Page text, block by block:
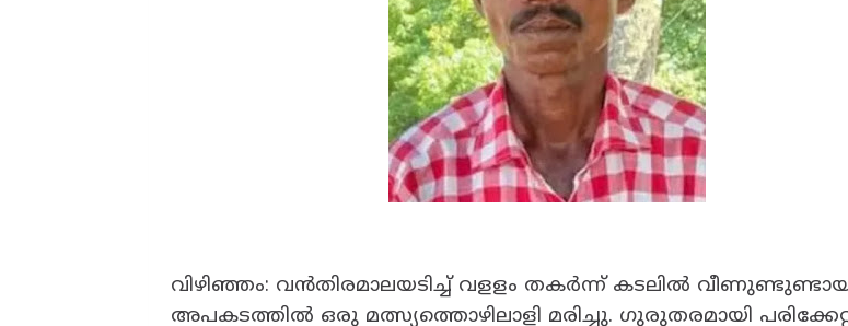
വിഴിഞ്ഞം: വൻതിരമാലയടിച്ച് വളളം തകർന്ന് കടലിൽ
അപകടത്തിൽ ഒരു മത്സ്യത്തൊഴിലാളി മരിച്ചു. ഗുരുതരമായി